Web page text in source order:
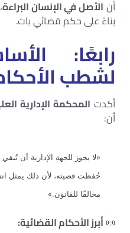
أن الأصل في الإنسان البراءة
بناءً على حكم قضائي بات.
رابعًا:
لشطب
أكدت المحكمة الإدارية
أن:
«لا يجوز للجهة الإدارية أن
حُفظت قضيته، لأن ذلك يمثل
مخالفًا للقانون.»
📜أبرز الأحكام القضائية: